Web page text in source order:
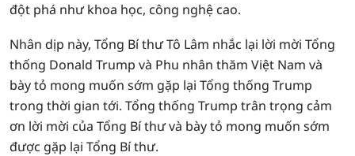
đột phá như khoa học, công nghệ cao.
Nhân dịp này, Tổng Bí thư Tô Lâm nhắc lại lời mời Tổng
thống Donald Trump và Phu nhân thăm Việt Nam và
bày tỏ mong muốn sớm gặp lại Tổng thống Trump
trong thời gian tới. Tổng thống Trump trân trọng cảm
ơn lời mời của Tổng Bí thư và bày tỏ mong muốn sớm
được gặp lại Tổng Bí thư.